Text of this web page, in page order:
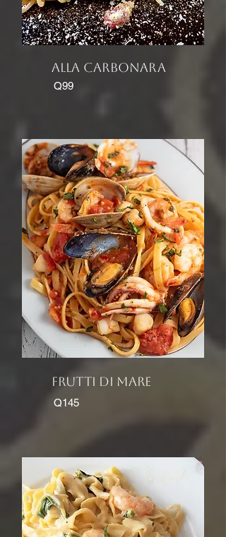
ALLA carbonara
Q99
frutti di mare
Q145